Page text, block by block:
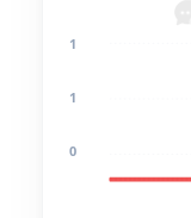
1
1
0